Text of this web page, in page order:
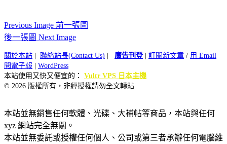
Previous Image 前一張圖
後一張圖 Next Image
關於本站 聯絡站長(Contact Us) 廣告刊登| 訂閱新文章 / 用 Email
閱電子報
WordPress
本站使用又快又便宜的： Vultr VPS 日本主機
© 2026 版權所有，非經授權請勿全文轉貼
本站並無銷售任何軟體、光碟、大補帖等商品，本站與任何
xyz 網站完全無關。
本站並無委託或授權任何個人、公司或第三者承辦任何電腦維